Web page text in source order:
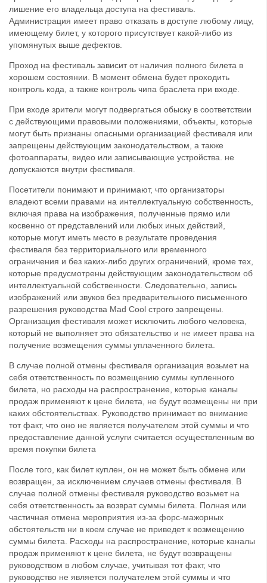
лишение его владельца доступа на фестиваль.
Администрация имеет право отказать в доступе любому лицу,
имеющему билет, у которого присутствует какой-либо из
упомянутых выше дефектов.
Проход на фестиваль зависит от наличия полного билета в
хорошем состоянии. В момент обмена будет проходить
контроль кода, а также контроль чипа браслета при входе.
При входе зрители могут подвергаться обыску в соответствии
с действующими правовыми положениями, объекты, которые
могут быть признаны опасными организацией фестиваля или
запрещены действующим законодательством, а также
фотоаппараты, видео или записывающие устройства. не
допускаются внутри фестиваля.
Посетители понимают и принимают, что организаторы
владеют всеми правами на интеллектуальную собственность,
включая права на изображения, полученные прямо или
косвенно от представлений или любых иных действий,
которые могут иметь место в результате проведения
фестиваля без территориального или временного
ограничения и без каких-либо других ограничений, кроме тех,
которые предусмотрены действующим законодательством об
интеллектуальной собственности. Следовательно, запись
изображений или звуков без предварительного письменного
разрешения руководства Mad Cool строго запрещены.
Организация фестиваля может исключить любого человека,
который не выполняет это обязательство и не имеет права на
получение возмещения суммы уплаченного билета.
В случае полной отмены фестиваля организация возьмет на
себя ответственность по возмещению суммы купленного
билета, но расходы на распространение, которые каналы
продаж применяют к цене билета, не будут возмещены ни при
каких обстоятельствах. Руководство принимает во внимание
тот факт, что оно не является получателем этой суммы и что
предоставление данной услуги считается осуществленным во
время покупки билета
После того, как билет куплен, он не может быть обмене или
возвращен, за исключением случаев отмены фестиваля. В
случае полной отмены фестиваля руководство возьмет на
себя ответственность за возврат суммы билета. Полная или
частичная отмена мероприятия из-за форс-мажорных
обстоятельств ни в коем случае не приведет к возмещению
суммы билета. Расходы на распространение, которые каналы
продаж применяют к цене билета, не будут возвращены
руководством в любом случае, учитывая тот факт, что
руководство не является получателем этой суммы и что